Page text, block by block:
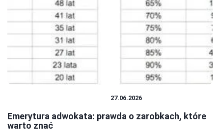
27.06.2026
Emerytura adwokata: prawda o zarobkach, które
warto znać